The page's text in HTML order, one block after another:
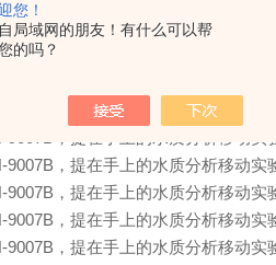
您！
局域网的朋友！有什么可以帮
的吗？
移动实验室